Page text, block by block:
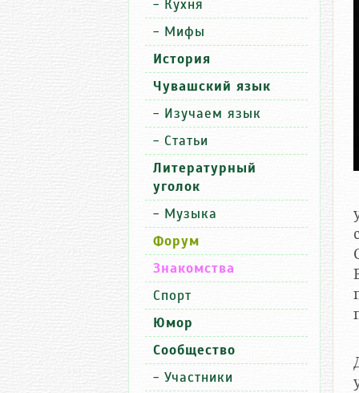
- Кухня
- Мифы
История
Чувашский язык
- Изучаем язык
- Статьи
Литературный
уголок
- Музыка
Форум
Знакомства
Спорт
Юмор
Сообщество
- Участники